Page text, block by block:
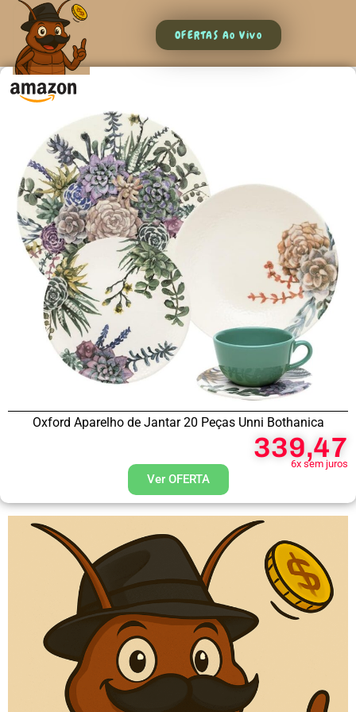
OFERTAS Ao Vivo
Oxford Aparelho de Jantar 20 Peças Unni Bothanica
339,47
6x sem juros
Ver OFERTA